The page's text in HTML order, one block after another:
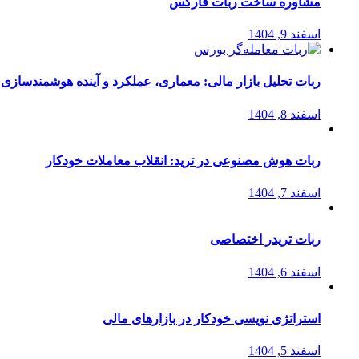
اسفند 9, 1404
ربات تحلیل بازار مالی: معماری، عملکرد و آینده
اسفند 8, 1404
ربات هوش مصنوعی در ترید: انقلاب معاملات خودکار
اسفند 7, 1404
ربات تریدر اختصاصی
اسفند 6, 1404
استراتژی‌ نویسی خودکار در بازارهای مالی
اسفند 5, 1404